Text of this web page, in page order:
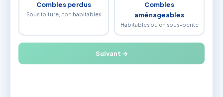
Combles perdus
Sous toiture, non habitables
Combles
aménageables
Habitables ou en sous-pente
Suivant →